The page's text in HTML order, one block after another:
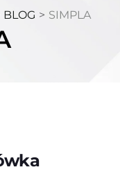
BLOG > SIMPLA